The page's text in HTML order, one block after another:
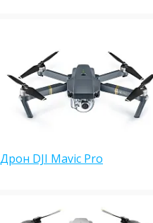
Дрон DJI Mavic Pro